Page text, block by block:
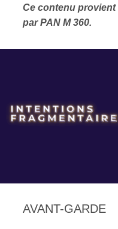
Ce contenu provient
par PAN M 360.
AVANT-GARDE